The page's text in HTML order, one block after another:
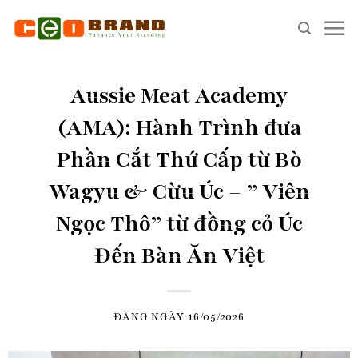
Aussie Meat Academy
(AMA): Hành Trình đưa
Phần Cắt Thứ Cấp từ Bò
Wagyu & Cừu Úc – ” Viên
Ngọc Thô” từ đồng cỏ Úc
Đến Bàn Ăn Việt
ĐĂNG NGÀY 16/05/2026